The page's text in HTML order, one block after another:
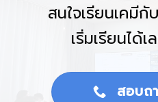
สนใจเรียนเคมี
เริ่มเรียนได้
สอบถ